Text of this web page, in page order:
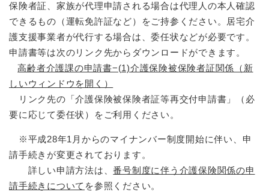
保険者証、家族が代理申請される場合は代理人の本人確認
できるもの（運転免許証など）をご持参ください。居宅介
護支援事業者が代行する場合は、委任状などが必要です。
申請書等は次のリンク先からダウンロードができます。
高齢者介護課の申請書−(1)介護保険被保険者証関係（新
しいウィンドウを開く）
リンク先の「介護保険被保険者証等再交付申請書」（必
要に応じて委任状）をご利用ください。
※平成28年1月からのマイナンバー制度開始に伴い、申
請手続きが変更されております。
詳しい申請方法は、番号制度に伴う介護保険関係の申
請手続きについて を参照ください。